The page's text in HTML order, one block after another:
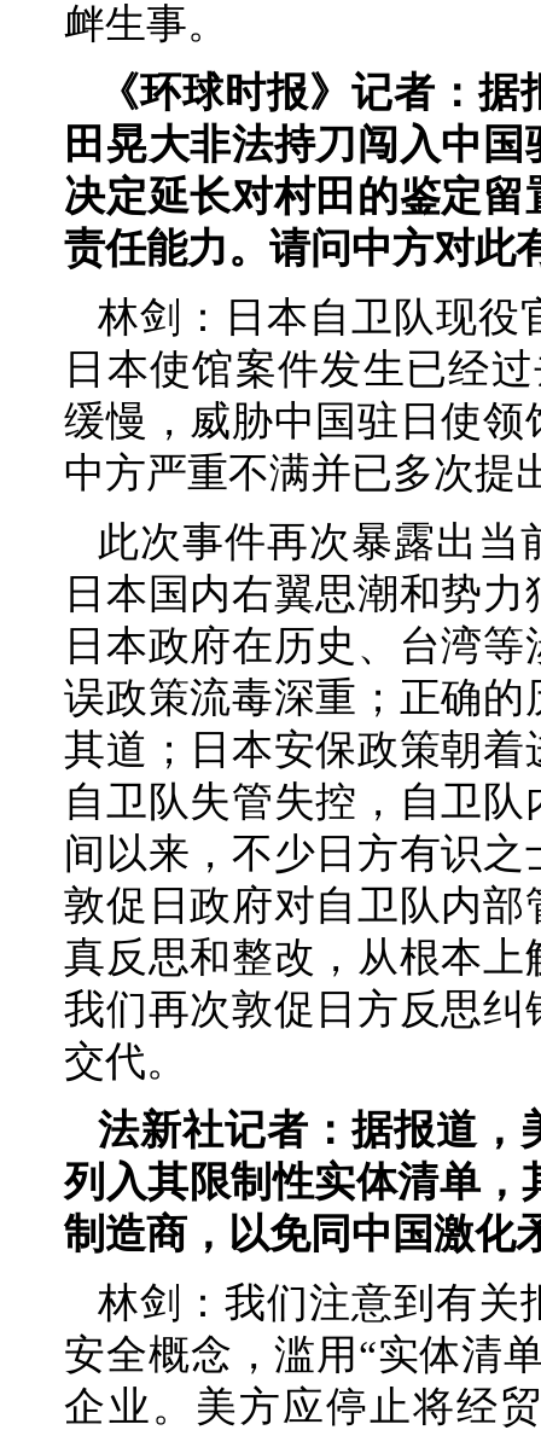
衅生事。
《环球时报》记者：
田晃大非法持刀闯入中
决定延长对村田的鉴定
责任能力。请问中方对此
林剑：日本自卫队现役
日本使馆案件发生已经
缓慢，威胁中国驻日使
中方严重不满并已多次提
此次事件再次暴露出当
日本国内右翼思潮和势
日本政府在历史、台湾
误政策流毒深重；正确
其道；日本安保政策朝
自卫队失管失控，自卫
间以来，不少日方有识
敦促日政府对自卫队内
真反思和整改，从根本
我们再次敦促日方反思
交代。
法新社记者：据报道，
列入其限制性实体清单，
制造商，以免同中国激化
林剑：我们注意到有关
安全概念，滥用“实体清
企业。美方应停止将经